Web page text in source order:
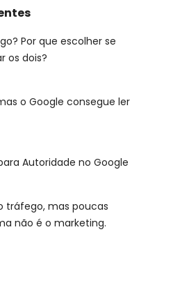
Por que escolher se
os dois?
o Google consegue ler
Autoridade no Google
tráfego, mas poucas
não é o marketing.